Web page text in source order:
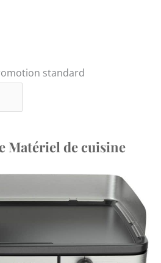
Matériel de cuisine